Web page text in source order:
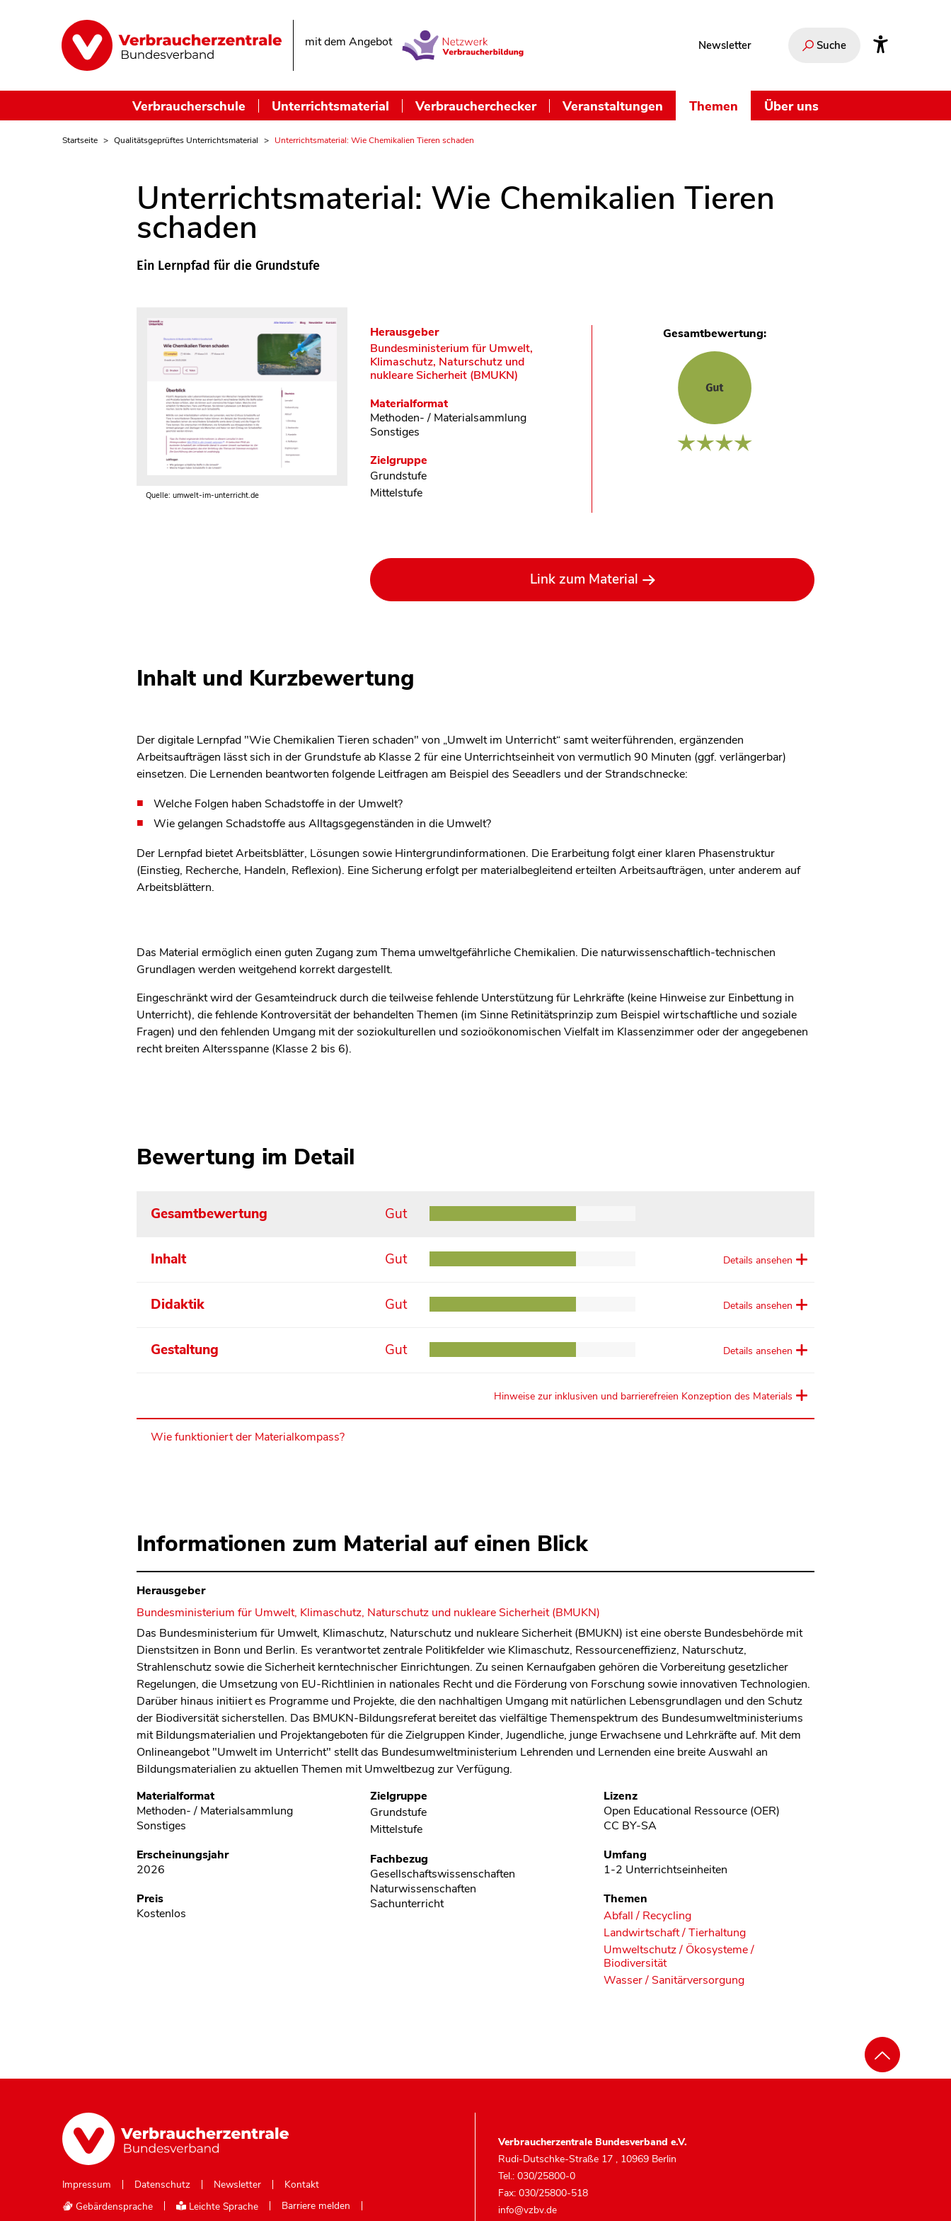
mit dem Angebot Newsletter Suche
Verbraucherschule Unterrichtsmaterial Verbraucherchecker Veranstaltungen Themen Über uns
Startseite Qualitätsgeprüftes Unterrichtsmaterial Unterrichtsmaterial: Wie Chemikalien Tieren schaden
Unterrichtsmaterial: Wie Chemikalien Tieren
schaden
Ein Lernpfad für die Grundstufe
Quelle: umwelt-im-unterricht.de
Herausgeber
Bundesministerium für Umwelt,
Klimaschutz, Naturschutz und
nukleare Sicherheit (BMUKN)
Materialformat
Methoden- / Materialsammlung
Sonstiges
Zielgruppe
Grundstufe
Mittelstufe
Gesamtbewertung:
Link zum Material
Inhalt und Kurzbewertung
Der digitale Lernpfad "Wie Chemikalien Tieren schaden" von „Umwelt im Unterricht“ samt weiterführenden, ergänzenden
Arbeitsaufträgen lässt sich in der Grundstufe ab Klasse 2 für eine Unterrichtseinheit von vermutlich 90 Minuten (ggf. verlängerbar)
einsetzen. Die Lernenden beantworten folgende Leitfragen am Beispiel des Seeadlers und der Strandschnecke:
Welche Folgen haben Schadstoffe in der Umwelt?
Wie gelangen Schadstoffe aus Alltagsgegenständen in die Umwelt?
Der Lernpfad bietet Arbeitsblätter, Lösungen sowie Hintergrundinformationen. Die Erarbeitung folgt einer klaren Phasenstruktur
(Einstieg, Recherche, Handeln, Reflexion). Eine Sicherung erfolgt per materialbegleitend erteilten Arbeitsaufträgen, unter anderem auf
Arbeitsblättern.
Das Material ermöglich einen guten Zugang zum Thema umweltgefährliche Chemikalien. Die naturwissenschaftlich-technischen
Grundlagen werden weitgehend korrekt dargestellt.
Eingeschränkt wird der Gesamteindruck durch die teilweise fehlende Unterstützung für Lehrkräfte (keine Hinweise zur Einbettung in
Unterricht), die fehlende Kontroversität der behandelten Themen (im Sinne Retinitätsprinzip zum Beispiel wirtschaftliche und soziale
Fragen) und den fehlenden Umgang mit der soziokulturellen und sozioökonomischen Vielfalt im Klassenzimmer oder der angegebenen
recht breiten Altersspanne (Klasse 2 bis 6).
Bewertung im Detail
Gesamtbewertung Gut
Inhalt Gut Details ansehen
Didaktik Gut Details ansehen
Gestaltung Gut Details ansehen
Hinweise zur inklusiven und barrierefreien Konzeption des Materials
Wie funktioniert der Materialkompass?
Informationen zum Material auf einen Blick
Herausgeber
Bundesministerium für Umwelt, Klimaschutz, Naturschutz und nukleare Sicherheit (BMUKN)
Das Bundesministerium für Umwelt, Klimaschutz, Naturschutz und nukleare Sicherheit (BMUKN) ist eine oberste Bundesbehörde mit
Dienstsitzen in Bonn und Berlin. Es verantwortet zentrale Politikfelder wie Klimaschutz, Ressourceneffizienz, Naturschutz,
Strahlenschutz sowie die Sicherheit kerntechnischer Einrichtungen. Zu seinen Kernaufgaben gehören die Vorbereitung gesetzlicher
Regelungen, die Umsetzung von EU-Richtlinien in nationales Recht und die Förderung von Forschung sowie innovativen Technologien.
Darüber hinaus initiiert es Programme und Projekte, die den nachhaltigen Umgang mit natürlichen Lebensgrundlagen und den Schutz
der Biodiversität sicherstellen. Das BMUKN-Bildungsreferat bereitet das vielfältige Themenspektrum des Bundesumweltministeriums
mit Bildungsmaterialien und Projektangeboten für die Zielgruppen Kinder, Jugendliche, junge Erwachsene und Lehrkräfte auf. Mit dem
Onlineangebot "Umwelt im Unterricht" stellt das Bundesumweltministerium Lehrenden und Lernenden eine breite Auswahl an
Bildungsmaterialien zu aktuellen Themen mit Umweltbezug zur Verfügung.
Metadaten
Materialformat
Methoden- / Materialsammlung
Sonstiges
Erscheinungsjahr
2026
Preis
Kostenlos
Zielgruppe
Grundstufe
Mittelstufe
Fachbezug
Gesellschaftswissenschaften
Naturwissenschaften
Sachunterricht
Lizenz
Open Educational Ressource (OER)
CC BY-SA
Umfang
1-2 Unterrichtseinheiten
Themen
Abfall / Recycling
Landwirtschaft / Tierhaltung
Umweltschutz / Ökosysteme /
Biodiversität
Wasser / Sanitärversorgung
Impressum Datenschutz Newsletter
Kontakt
Gebärdensprache
Leichte Sprache
Barriere melden
Verbraucherzentrale Bundesverband e.V.
Rudi-Dutschke-Straße 17 , 10969 Berlin
Tel.: 030/25800-0
Fax: 030/25800-518
info@vzbv.de